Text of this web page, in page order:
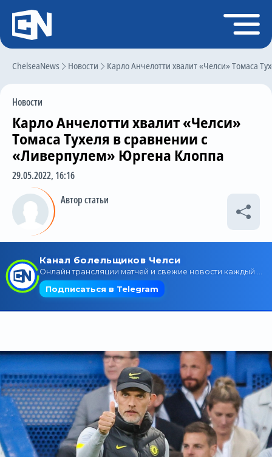
ChelseaNews Новости Карло Анчелотти хвалит «Челси» Томаса
Новости
Карло Анчелотти хвалит «Челси»
Томаса Тухеля в сравнении с
«Ливерпулем» Юргена Клоппа
29.05.2022, 16:16
Автор статьи
Регистрация
Главная
Трансферы
Слухи
История Челси
Статистика
Календарь игр
Поиск по сайту
Трансляции
Контакты